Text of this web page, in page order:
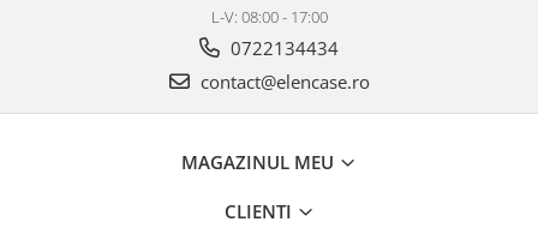
L-V: 08:00 - 17:00
0722134434
contact@elencase.ro
MAGAZINUL MEU
CLIENTI